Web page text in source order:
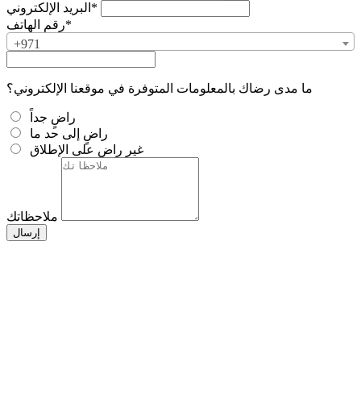
البريد الإلكتروني*
رقم الهاتف*
+971
ما مدى رضاك بالمعلومات المتوفرة في موقعنا الإلكتروني؟
راضٍ جداً
راضٍ إلى حد ما
غير راضٍ على الإطلاق
ملاحظاتك